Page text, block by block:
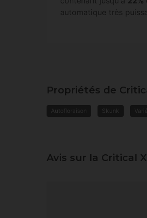
automatique très
Propriétés de
Autofloraison Skunk
Avis sur la Critical